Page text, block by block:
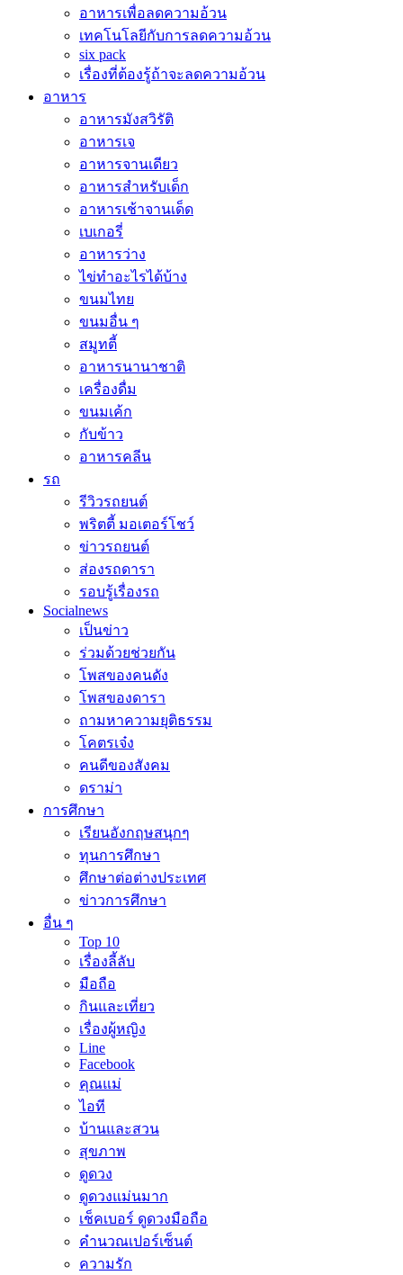
อาหารเพื่อลดความอ้วน
เทคโนโลยีกับการลดความอ้วน
six pack
เรื่องที่ต้องรู้ถ้าจะลดความอ้วน
อาหาร
อาหารมังสวิรัติ
อาหารเจ
อาหารจานเดียว
อาหารสำหรับเด็ก
อาหารเช้าจานเด็ด
เบเกอรี่
อาหารว่าง
ไข่ทำอะไรได้บ้าง
ขนมไทย
ขนมอื่น ๆ
สมูทตี้
อาหารนานาชาติ
เครื่องดื่ม
ขนมเค้ก
กับข้าว
อาหารคลีน
รถ
รีวิวรถยนต์
พริตตี้ มอเตอร์โชว์
ข่าวรถยนต์
ส่องรถดารา
รอบรู้เรื่องรถ
Socialnews
เป็นข่าว
ร่วมด้วยช่วยกัน
โพสของคนดัง
โพสของดารา
ถามหาความยุติธรรม
โคตรเจ๋ง
คนดีของสังคม
ดราม่า
การศึกษา
เรียนอังกฤษสนุกๆ
ทุนการศึกษา
ศึกษาต่อต่างประเทศ
ข่าวการศึกษา
อื่น ๆ
Top 10
เรื่องลี้ลับ
มือถือ
กินและเที่ยว
เรื่องผู้หญิง
Line
Facebook
คุณแม่
ไอที
บ้านและสวน
สุขภาพ
ดูดวง
ดูดวงแม่นมาก
เช็คเบอร์ ดูดวงมือถือ
คำนวณเปอร์เซ็นต์
ความรัก